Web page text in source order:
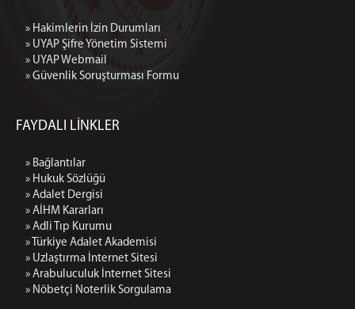
İletişim Formu
» Hakimlerin İzin Durumları
» UYAP Şifre Yönetim Sistemi
» UYAP Webmail
» Güvenlik Soruşturması Formu
FAYDALI LİNKLER
» Bağlantılar
» Hukuk Sözlüğü
» Adalet Dergisi
» AİHM Kararları
» Adli Tıp Kurumu
» Türkiye Adalet Akademisi
» Uzlaştırma İnternet Sitesi
» Arabuluculuk İnternet Sitesi
» Nöbetçi Noterlik Sorgulama